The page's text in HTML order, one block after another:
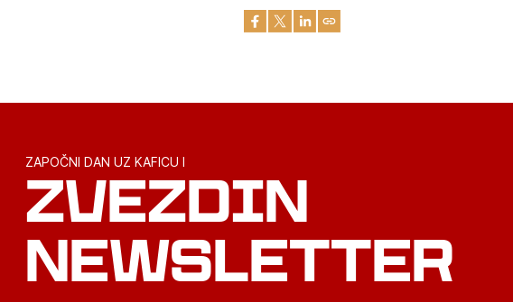
ZAPOČNI DAN UZ KAFICU I
ZVEZDIN
NEWSLETTER